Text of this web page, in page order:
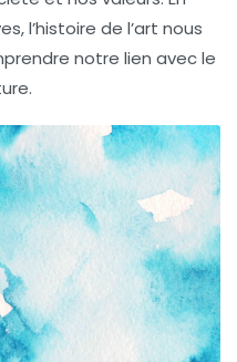
l’histoire de l’art nous
notre lien avec le